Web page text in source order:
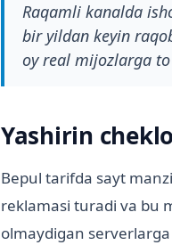
Raqamli kanalda
bir yildan keyin
oy real mijozlarga
Yashirin
Bepul tarifda sayt
reklamasi turadi va bu
olmaydigan